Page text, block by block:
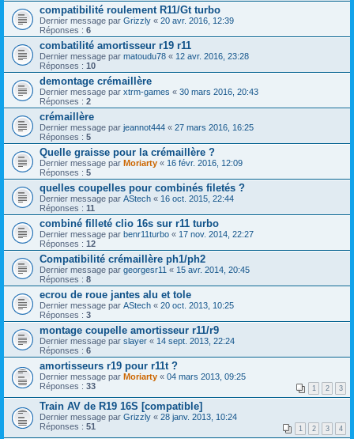
compatibilité roulement R11/Gt turbo
Dernier message par Grizzly « 20 avr. 2016, 12:39
Réponses : 6
combatilité amortisseur r19 r11
Dernier message par matoudu78 « 12 avr. 2016, 23:28
Réponses : 10
demontage crémaillère
Dernier message par xtrm-games « 30 mars 2016, 20:43
Réponses : 2
crémaillère
Dernier message par jeannot444 « 27 mars 2016, 16:25
Réponses : 5
Quelle graisse pour la crémaillère ?
Dernier message par Moriarty « 16 févr. 2016, 12:09
Réponses : 5
quelles coupelles pour combinés filetés ?
Dernier message par AStech « 16 oct. 2015, 22:44
Réponses : 11
combiné filleté clio 16s sur r11 turbo
Dernier message par benr11turbo « 17 nov. 2014, 22:27
Réponses : 12
Compatibilité crémaillère ph1/ph2
Dernier message par georgesr11 « 15 avr. 2014, 20:45
Réponses : 8
ecrou de roue jantes alu et tole
Dernier message par AStech « 20 oct. 2013, 10:25
Réponses : 3
montage coupelle amortisseur r11/r9
Dernier message par slayer « 14 sept. 2013, 22:24
Réponses : 6
amortisseurs r19 pour r11t ?
Dernier message par Moriarty « 04 mars 2013, 09:25
Réponses : 33 1 2 3
Train AV de R19 16S [compatible]
Dernier message par Grizzly « 28 janv. 2013, 10:24
Réponses : 51 1 2 3 4